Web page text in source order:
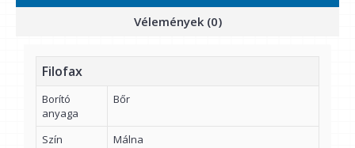
Vélemények (0)
Filofax
Borító
anyaga
Bőr
Szín
Málna